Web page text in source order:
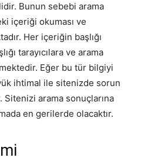
UI/UX
Bunun sebebi arama
içeriği okuması ve
Her içeriğin başlığı
tarayıcılara ve arama
Eğer bu tür bilgiyi
ihtimal ile sitenizde sorun
arama sonuçlarına
en gerilerde olacaktır.